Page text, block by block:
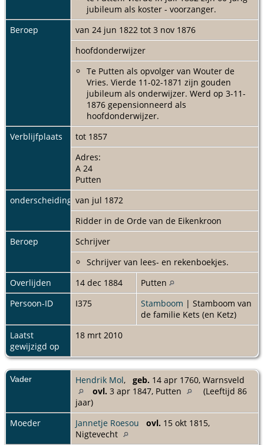
jubileum als koster - voorzanger.
Beroep
van 24 jun 1822 tot 3 nov 1876
hoofdonderwijzer
Te Putten als opvolger van Wouter de
Vries. Vierde 11-02-1871 zijn gouden
jubileum als onderwijzer. Werd op 3-11-
1876 gepensionneerd als
hoofdonderwijzer.
Verblijfplaats
tot 1857
Adres:
A 24
Putten
onderscheiding van jul 1872
Ridder in de Orde van de Eikenkroon
Beroep
Schrijver
Schrijver van lees- en rekenboekjes.
Overlijden
14 dec 1884
Putten
Persoon-ID
I375 Stamboom | Stamboom van
de familie Kets (en Ketz)
Laatst
gewijzigd op
18 mrt 2010
Vader Hendrik Mol, geb. 14 apr 1760, Warnsveld
ovl. 3 apr 1847, Putten
(Leeftijd 86
jaar)
Moeder
Jannetje Roesou ovl. 15 okt 1815,
Nigtevecht